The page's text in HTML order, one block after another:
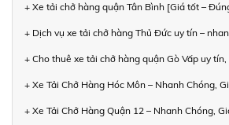
+ Xe tải chở hàng quận Tân Bình [Giá tốt –
+ Dịch vụ xe tải chở hàng Thủ Đức uy tín –
+ Cho thuê xe tải chở hàng quận Gò Vấp uy
+ Xe Tải Chở Hàng Hóc Môn – Nhanh Chóng,
+ Xe Tải Chở Hàng Quận 12 – Nhanh Chóng,